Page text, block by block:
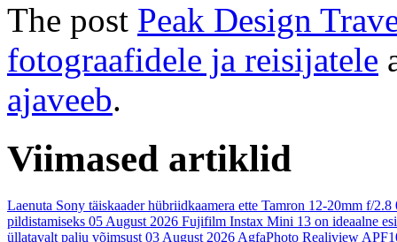
The post Peak Design
fotograafidele ja reisijatele
ajaveeb.
Viimased artiklid
Laenuta Sony täiskaader hübriidkaamera ette Tamron 12-20mm f/2.8
pildistamiseks 05 August 2026 Fujifilm Instax Mini 13 on ideaalne
üllatavalt palju võimsust 03 August 2026 AgfaPhoto Realiview